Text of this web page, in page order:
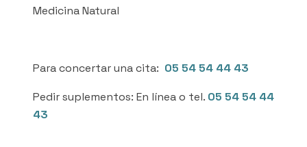
Medicina Natural
Para concertar una cita: 05 54 54 44 43
Pedir suplementos: En línea o tel. 05 54 54 44
43